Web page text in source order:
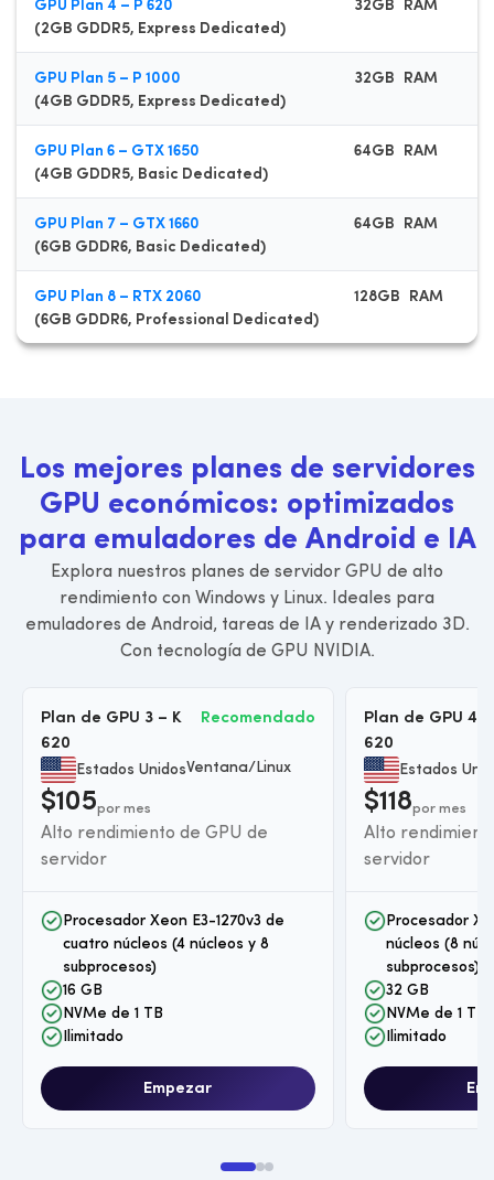
GPU Plan 4 – P 620
(2GB GDDR5, Express Dedicated)
32GB RAM
GPU Plan 5 – P 1000
(4GB GDDR5, Express Dedicated)
32GB RAM
GPU Plan 6 – GTX 1650
(4GB GDDR5, Basic Dedicated)
64GB RAM
GPU Plan 7 – GTX 1660
(6GB GDDR6, Basic Dedicated)
64GB RAM
GPU Plan 8 – RTX 2060
(6GB GDDR6, Professional Dedicated)
128GB RAM
Los mejores planes de servidores
GPU económicos: optimizados
para emuladores de Android e IA
Explora nuestros planes de servidor GPU de alto
rendimiento con Windows y Linux. Ideales para
emuladores de Android, tareas de IA y renderizado 3D.
Con tecnología de GPU NVIDIA.
Plan de GPU 3 – K
620
Recomendado
Estados UnidosVentana/Linux
$105por mes
Alto rendimiento de GPU de
servidor
Procesador Xeon E3-1270v3 de
cuatro núcleos (4 núcleos y 8
subprocesos)
16 GB
NVMe de 1 TB
Ilimitado
Empezar
Plan de GPU 4 –
620
Estados
$118por mes
Alto
servidor
Procesador
núcleos (8
subprocesos)
32 GB
NVMe de 1 TB
Ilimitado